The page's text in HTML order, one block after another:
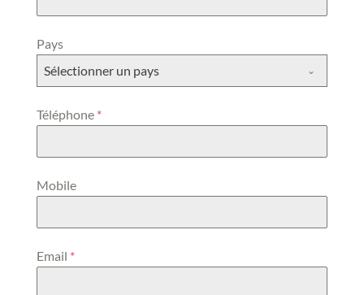
Pays
Sélectionner un pays
Téléphone *
Mobile
Email *